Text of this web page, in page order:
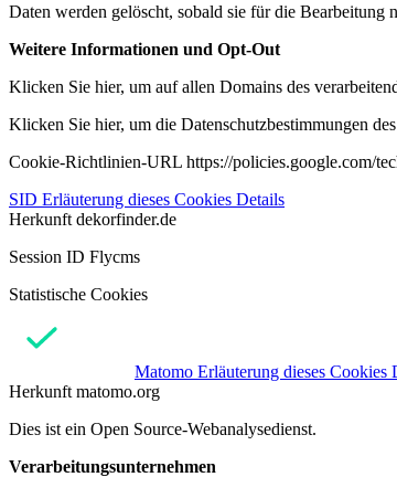
Daten werden gelöscht, sobald sie für die Bearbeitung
Weitere Informationen und Opt-Out
Klicken Sie hier, um auf allen Domains des
Klicken Sie hier, um die Datenschutzbestimmungen
Cookie-Richtlinien-URL https://policies.google.com/
SID Erläuterung dieses Cookies Details
Herkunft dekorfinder.de
Session ID Flycms
Statistische Cookies
Matomo Erläuterung dieses Cookies
Herkunft matomo.org
Dies ist ein Open Source-Webanalysedienst.
Verarbeitungsunternehmen